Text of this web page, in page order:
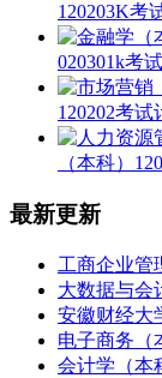
120203K考
020301k考
120202考试
（本科）
最新更新
工商企业管
大数据与会
安徽财经大
电子商务（
会计学（本